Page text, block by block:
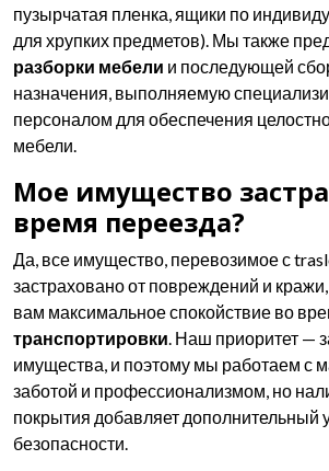
пузырчатая пленка, ящики по
для хрупких предметов). Мы также
разборки мебели и последующей
назначения, выполняемую
персоналом для обеспечения
мебели.
Мое имущество
время переезда?
Да, все имущество, перевозимое с
застраховано от повреждений и кражи,
вам максимальное спокойствие во
транспортировки. Наш приоритет —
имущества, и поэтому мы работаем с
заботой и профессионализмом, но
покрытия добавляет дополнительный
безопасности.